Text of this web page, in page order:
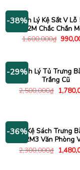
-38%
Thanh Lý Kệ Sắt V Lỗ
1M2x2M Chắc Chắn
1,600,000₫ Giá
-29%
Thanh Lý Tủ Trưng
Trắng Cũ
2,500,000₫ Giá
gốc
-36%Tủ Kệ Sách Trưng
1Mx2M3 Văn Phòng
2,300,000₫ Giá
gốc